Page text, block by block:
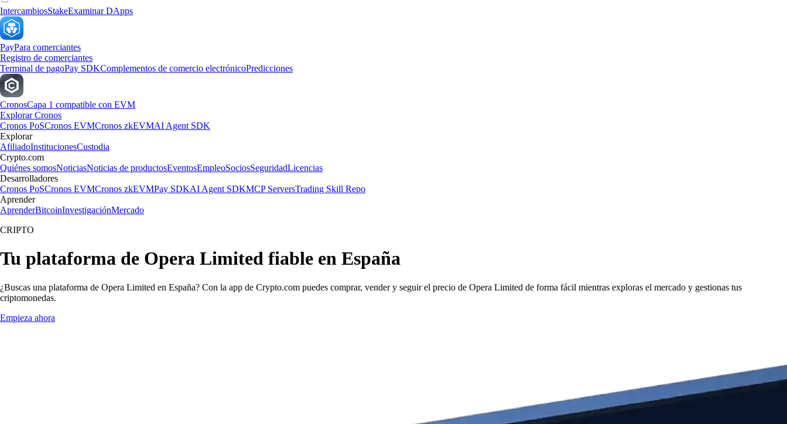
IntercambiosStakeExaminar DApps
PayPara comerciantes
Registro de comerciantes
Terminal de pagoPay SDKComplementos de comercio electrónicoPredicciones
CronosCapa 1 compatible con EVM
Explorar Cronos
Cronos PoSCronos EVMCronos zkEVMAI Agent SDK
Explorar
AfiliadoInstitucionesCustodia
Crypto.com
Quiénes somosNoticiasNoticias de productosEventosEmpleoSociosSeguridadLicencias
Desarrolladores
Cronos PoSCronos EVMCronos zkEVMPay SDKAI Agent SDKMCP ServersTrading Skill Repo
Aprender
AprenderBitcoinInvestigaciónMercado
CRIPTO
Tu plataforma de Opera Limited fiable en España
¿Buscas una plataforma de Opera Limited en España? Con la app de Crypto.com puedes comprar, vender y seguir el precio de Opera Limited de forma fácil mientras exploras el mercado y gestionas tus
criptomonedas.
Empieza ahora